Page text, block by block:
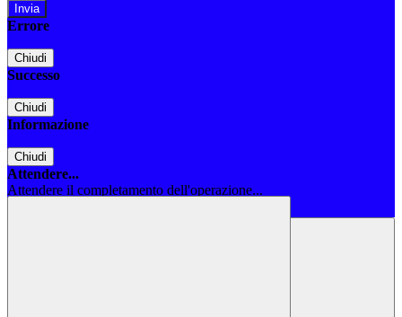
Errore
Chiudi
Successo
Chiudi
Informazione
Chiudi
Attendere...
Attendere il completamento dell'operazione...